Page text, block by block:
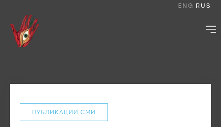
ENG RUS
ПУБЛИКАЦИИ СМИ